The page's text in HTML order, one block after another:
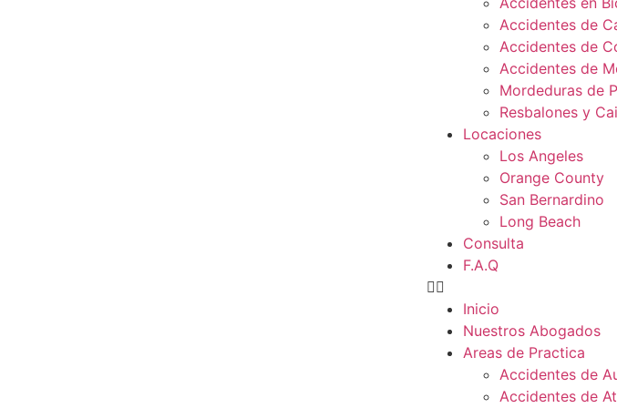
Accidentes de
Accidentes de
Accidentes de
Mordeduras de
Resbalones y
Locaciones
Los Angeles
Orange County
San Bernardino
Long Beach
Consulta
F.A.Q
Inicio
Nuestros Abogados
Areas de Practica
Accidentes de
Accidentes de